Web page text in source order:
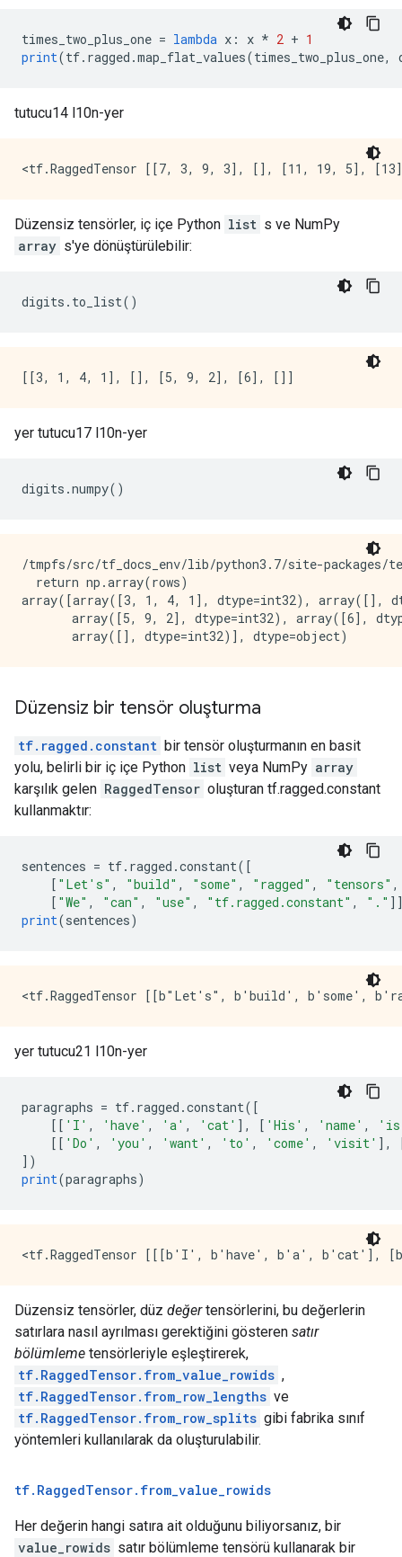
times_two_plus_one = lambda x : x * 2 + 1
print(tf. ragged .map_flat_values(times_two_plus_one,
tutucu14 l10n-yer
Düzensiz tensörler, iç içe Python list s ve NumPy
array s'ye dönüştürülebilir:
digits . to_list()
yer tutucu17 l10n-yer
digits .numpy()
/tmpfs/src/tf_docs_env/lib/python3.7/site-
  return np.array(rows)
array([array([3, 1, 4, 1], dtype=int32), array([],
array([5, 9, 2], dtype=int32), array([6],
Düzensiz bir tensör oluşturma
tf.ragged.constant bir tensör oluşturmanın en basit
yolu, belirli bir iç içe Python list veya NumPy array
karşılık gelen RaggedTensor oluşturan tf.ragged.constant
kullanmaktır:
sentences = tf. ragged .constant([
[ "Let's" , "build" , "some" , "ragged" , "tensors" ,
[ "We" , "can" , "use" , "tf.ragged.constant" , "."
print(sentences)
yer tutucu21 l10n-yer
paragraphs = tf. ragged .constant([
[[ 'I' , 'have' , 'a' , 'cat' ], [ 'His' , 'name' ,
[[ 'Do' , 'you' , 'want' , 'to' , 'come' , 'visit' ],
])
print(paragraphs)
Düzensiz tensörler, düz değertensörlerini, bu değerlerin
satırlara nasıl ayrılması gerektiğini gösteren satır
bölümleme tensörleriyle eşleştirerek,
tf.RaggedTensor.from_value_rowids ,
tf.RaggedTensor.from_row_lengths ve
tf.RaggedTensor.from_row_splits gibi fabrika sınıf
yöntemleri kullanılarak da oluşturulabilir.
tf. RaggedTensor. from_value_rowids
Her değerin hangi satıra ait olduğunu biliyorsanız, bir
value_rowids satır bölümleme tensörü kullanarak bir